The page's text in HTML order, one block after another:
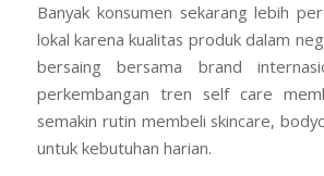
Banyak konsumen sekarang lebih
lokal karena kualitas produk dalam
bersaing bersama brand
perkembangan tren self care
semakin rutin membeli skincare,
untuk kebutuhan harian.